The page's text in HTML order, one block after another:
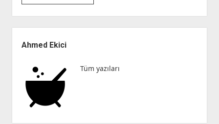
Gerçekleştiren
Kehanet
ve
Teorisi
Denemesi
Menü
Ahmed Ekici
Tüm yazıları